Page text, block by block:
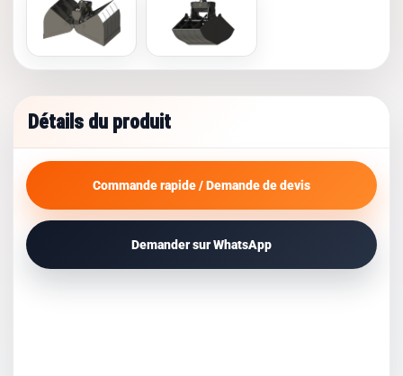
Détails du produit
Commande rapide / Demande de devis
Demander sur WhatsApp